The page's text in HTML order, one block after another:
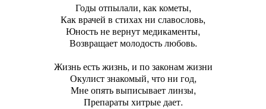
Годы отпылали, как кометы,
Как врачей в стихах ни славословь,
Юность не вернут медикаменты,
Возвращает молодость любовь.
Жизнь есть жизнь, и по законам жизни
Окулист знакомый, что ни год,
Мне опять выписывает линзы,
Препараты хитрые дает.